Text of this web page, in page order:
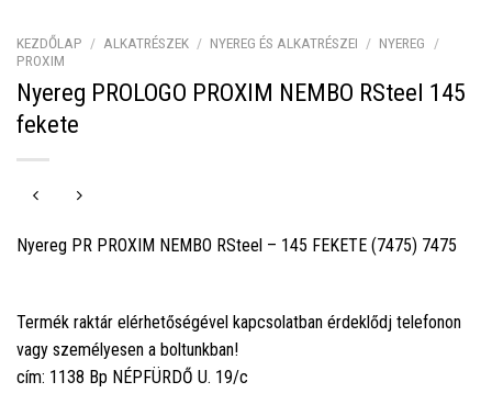
KEZDŐLAP / ALKATRÉSZEK / NYEREG ÉS ALKATRÉSZEI / NYEREG
/
PROXIM
Nyereg PROLOGO PROXIM NEMBO RSteel 145
fekete
Nyereg PR PROXIM NEMBO RSteel – 145 FEKETE (7475) 7475
Termék raktár elérhetőségével kapcsolatban érdeklődj telefonon
vagy személyesen a boltunkban!
cím: 1138 Bp NÉPFÜRDŐ U. 19/c